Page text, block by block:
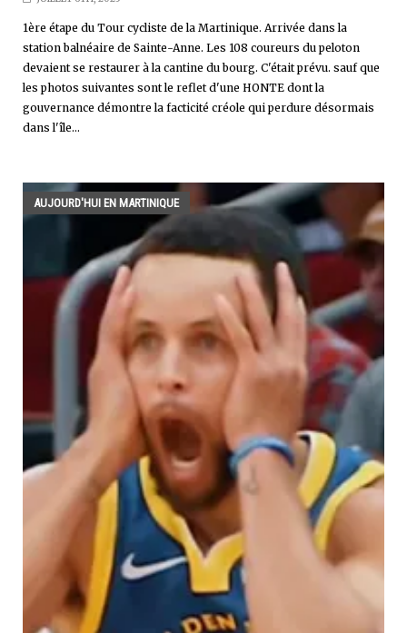
1ère étape du Tour cycliste de la Martinique. Arrivée dans la
station balnéaire de Sainte-Anne. Les 108 coureurs du peloton
devaient se restaurer à la cantine du bourg. C'était prévu. sauf que
les photos suivantes sont le reflet d'une HONTE dont la
gouvernance démontre la facticité créole qui perdure désormais
dans l'île...
AUJOURD'HUI EN MARTINIQUE